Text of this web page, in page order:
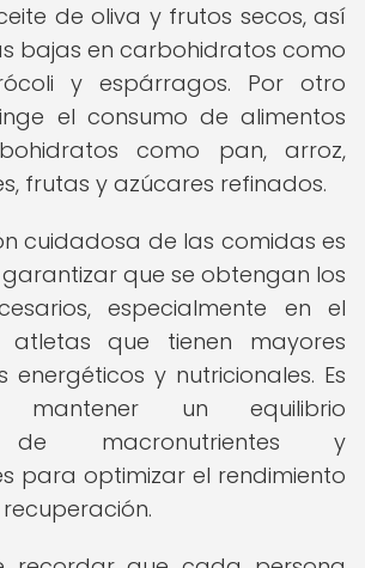
de oliva y frutos secos, así
bajas en carbohidratos como
y espárragos. Por otro
el consumo de alimentos
como pan, arroz,
frutas y azúcares refinados.
cuidadosa de las comidas es
que se obtengan los
especialmente en el
que tienen mayores
energéticos y nutricionales. Es
mantener un equilibrio
de macronutrientes y
para optimizar el rendimiento